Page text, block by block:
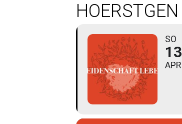
HOERSTGEN
SO
13
APR